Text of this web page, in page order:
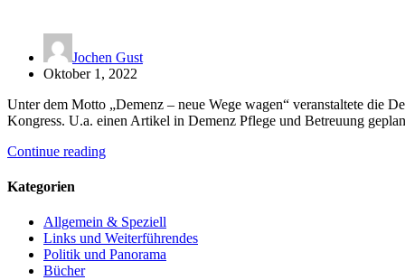
Jochen Gust
Oktober 1, 2022
Unter dem Motto „Demenz – neue Wege wagen“ veranstaltete die
Kongress. U.a. einen Artikel in Demenz Pflege und Betreuung
Continue reading
Kategorien
Allgemein & Speziell
Links und Weiterführendes
Politik und Panorama
Bücher